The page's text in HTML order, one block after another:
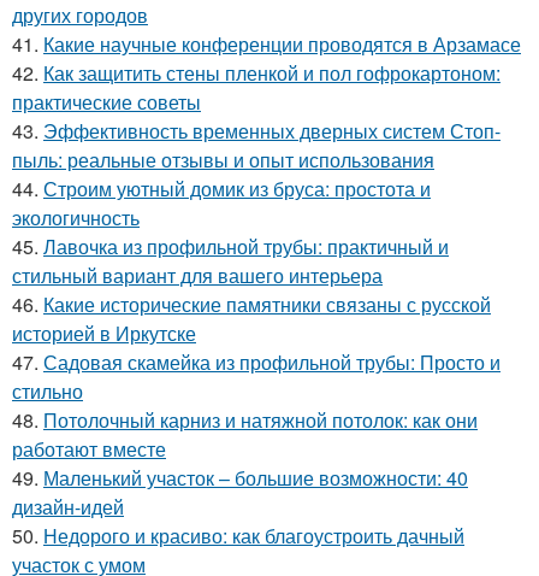
других городов
41. Какие научные конференции проводятся в Арзамасе
42. Как защитить стены пленкой и пол гофрокартоном:
практические советы
43. Эффективность временных дверных систем Стоп-
пыль: реальные отзывы и опыт использования
44. Строим уютный домик из бруса: простота и
экологичность
45. Лавочка из профильной трубы: практичный и
стильный вариант для вашего интерьера
46. Какие исторические памятники связаны с русской
историей в Иркутске
47. Садовая скамейка из профильной трубы: Просто и
стильно
48. Потолочный карниз и натяжной потолок: как они
работают вместе
49. Маленький участок – большие возможности: 40
дизайн-идей
50. Недорого и красиво: как благоустроить дачный
участок с умом